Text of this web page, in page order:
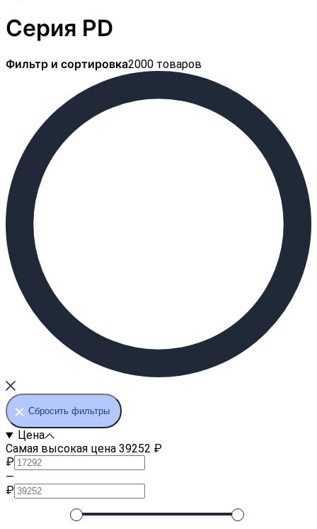
Серия PD
Фильтр и сортировка2000 товаров
Сбросить фильтры
Цена
Самая высокая цена 39252 ₽
₽
—
₽